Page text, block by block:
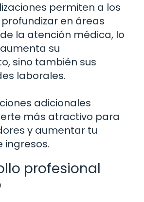
permiten a los
en áreas
la atención médica, lo
su
sino también sus
laborales.
adicionales
más atractivo para
y aumentar tu
ingresos.
profesional